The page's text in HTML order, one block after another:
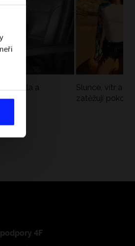
letadla a
Slunce, vítr a
zatěžují
4F